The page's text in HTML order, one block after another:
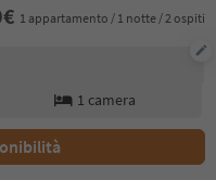
€ 1 appartamento / 1 notte / 2 ospiti
1 camera